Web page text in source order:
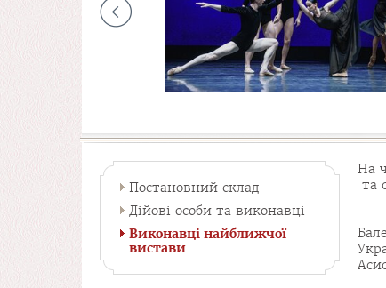
Постановний склад
Дійові особи та виконавці
Виконавці найближчої
вистави
На
та